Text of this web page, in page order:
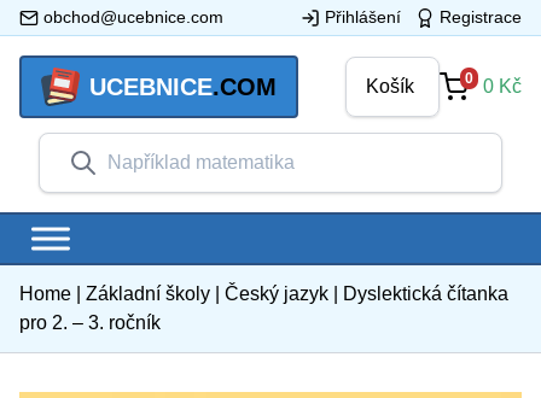
obchod@ucebnice.com Přihlášení Registrace
UCEBNICE.COM Košík 0 0 Kč
Home Základní školy Český jazyk
Dyslektická čítanka
pro 2. – 3. ročník